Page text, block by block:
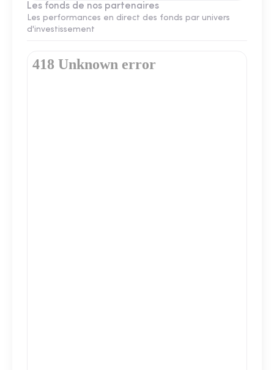
Les fonds de nos partenaires
Les performances en direct des fonds par univers
d'investissement